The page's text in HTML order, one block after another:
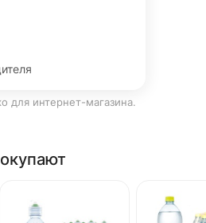
для интернет-магазина.